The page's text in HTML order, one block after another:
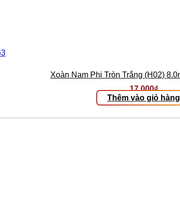
Xoàn Nam Phi Tròn Trắng (H02)
17.000₫
Thêm vào giỏ hàng